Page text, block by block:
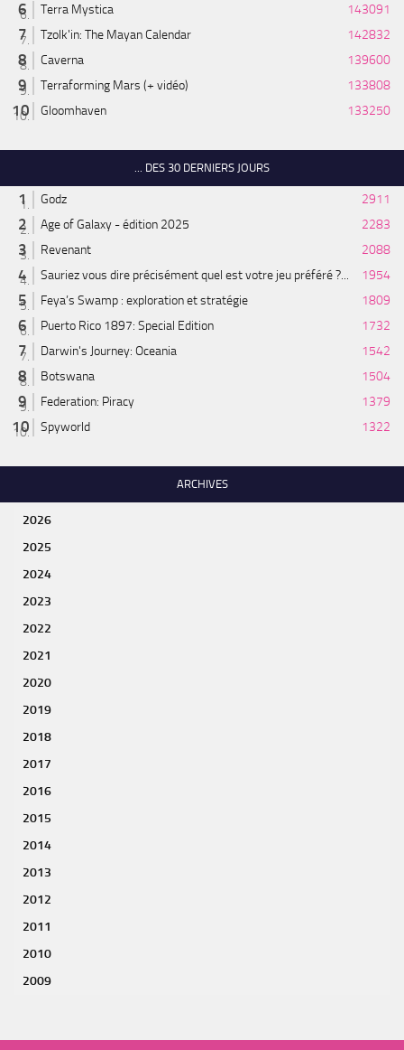
Terra Mystica
143091
Tzolk'in: The Mayan Calendar
142832
Caverna
139600
Terraforming Mars (+ vidéo)
133808
Gloomhaven
133250
... DES 30 DERNIERS JOURS
Godz
2911
Age of Galaxy - édition 2025
2283
Revenant
2088
Sauriez vous dire précisément quel est votre jeu préféré ?...
1954
Feya’s Swamp : exploration et stratégie
1809
Puerto Rico 1897: Special Edition
1732
Darwin's Journey: Oceania
1542
Botswana
1504
Federation: Piracy
1379
Spyworld
1322
ARCHIVES
2026
2025
2024
2023
2022
2021
2020
2019
2018
2017
2016
2015
2014
2013
2012
2011
2010
2009